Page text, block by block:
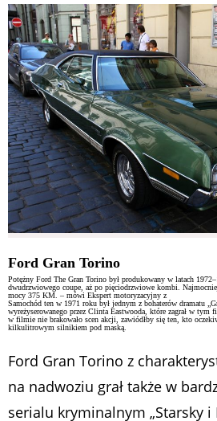
Ford Gran Torino
Potężny Ford The Gran Torino był produkowany w latach
dwudrzwiowego coupe, aż po pięciodrzwiowe kombi.
mocy 375 KM. – mówi Ekspert motoryzacyjny z
Samochód ten w 1971 roku był jednym z bohaterów dramatu
wyreżyserowanego przez Clinta Eastwooda, które zagrał w tym
w filmie nie brakowało scen akcji, zawiódłby się ten, kto
kilkulitrowym silnikiem pod maską.
Ford Gran Torino z
na nadwoziu grał także w
serialu kryminalnym „Starsky i